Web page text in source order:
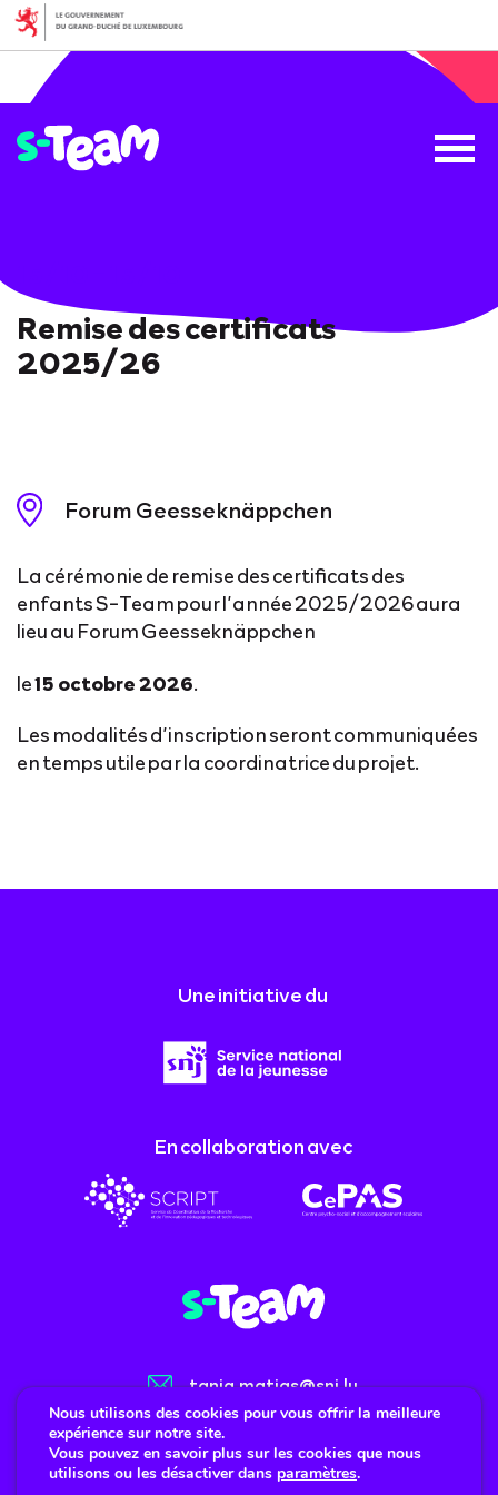
Remise des certificats
2025/26
La cérémonie de remise des certificats des
enfants S-Team pour l’année 2025/2026 aura
lieu au Forum Geesseknäppchen
le15 octobre 2026.
Les modalités d’inscription seront communiquées
en temps utile par la coordinatrice du projet.
Forum Geesseknäppchen
Une initiative du
En collaboration avec
tania.matias@snj.lu
(+352) 247-86477
Mentions légales
Nous utilisons des cookies pour vous offrir la meilleure
expérience sur notre site.
Vous pouvez en savoir plus sur les cookies que nous
utilisons ou les désactiver dans paramètres.